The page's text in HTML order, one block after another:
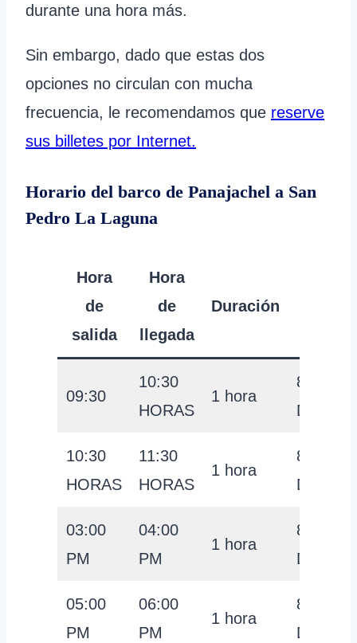
durante una hora más.
Sin embargo, dado que estas dos
opciones no circulan con mucha
frecuencia, le recomendamos que reserve
sus billetes por Internet.
Horario del barco de Panajachel a San
Pedro La Laguna
Hora
de
salida
Hora
de
llegada
Duración
09:30
10:30
HORAS
1 hora
8
10:30
HORAS
11:30
HORAS
1 hora
8
03:00
PM
04:00
PM
1 hora
8
05:00
PM
06:00
PM
1 hora
8